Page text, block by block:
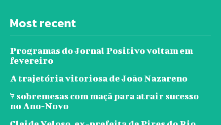
Most recent
Programas do Jornal Positivo voltam em
fevereiro
A trajetória vitoriosa de João Nazareno
7 sobremesas com maçã para atrair sucesso
no Ano-Novo